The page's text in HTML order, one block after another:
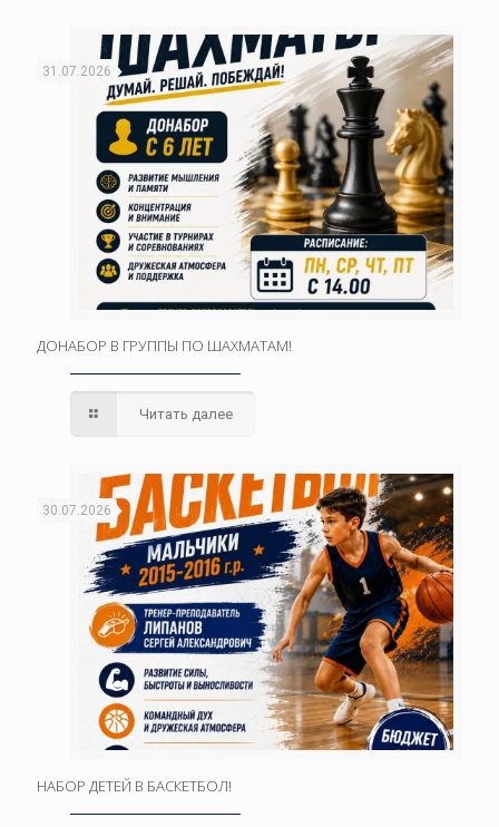
31.07.2026
ДОНАБОР В ГРУППЫ ПО ШАХМАТАМ!
Читать далее
30.07.2026
НАБОР ДЕТЕЙ В БАСКЕТБОЛ!